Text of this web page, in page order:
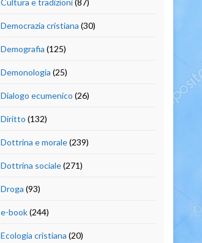
Democrazia cristiana (30)
Demografia (125)
Demonologia (25)
Dialogo ecumenico (26)
Diritto (132)
Dottrina e morale(239)
Dottrina sociale(271)
Droga (93)
e-book(244)
Ecologia cristiana (20)